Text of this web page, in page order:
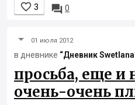
 3  0
01 июля 2012
в дневнике “Дневник
просьба, еще и
очень-очень